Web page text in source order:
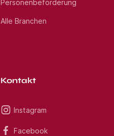
Personenbeförderung
Alle Branchen
Kontakt
Instagram
Facebook